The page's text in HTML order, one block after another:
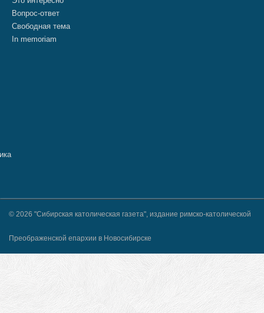
Вопрос-ответ
Свободная тема
In memoriam
© 2026 "Сибирская католическая газета", издание римско-католической
Преображенской епархии в Новосибирске